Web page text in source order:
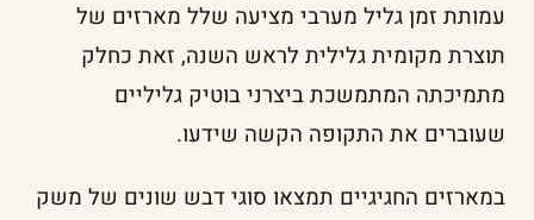
עמותת זמן גליל מערבי מציעה שלל מארזים של
תוצרת מקומית גלילית לראש השנה, זאת כחלק
מתמיכתה המתמשכת ביצרני בוטיק גליליים
שעוברים את התקופה הקשה שידעו.
במארזים החגיגיים תמצאו סוגי דבש שונים של משק